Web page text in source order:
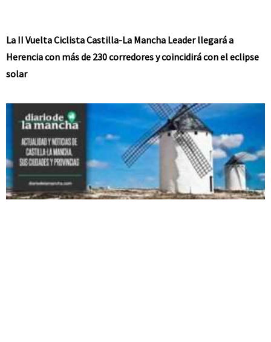
La II Vuelta Ciclista Castilla-La Mancha Leader llegará a
Herencia con más de 230 corredores y coincidirá con el eclipse
solar